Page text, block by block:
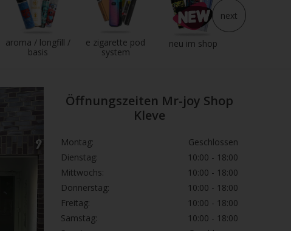
aroma / longfill /
basis
e zigarette pod
system
neu im shop
next
Öffnungszeiten Mr-joy Shop
Kleve
Montag:
Geschlossen
Dienstag:
10:00 - 18:00
Mittwochs:
10:00 - 18:00
Donnerstag:
10:00 - 18:00
Freitag:
10:00 - 18:00
Samstag:
10:00 - 18:00